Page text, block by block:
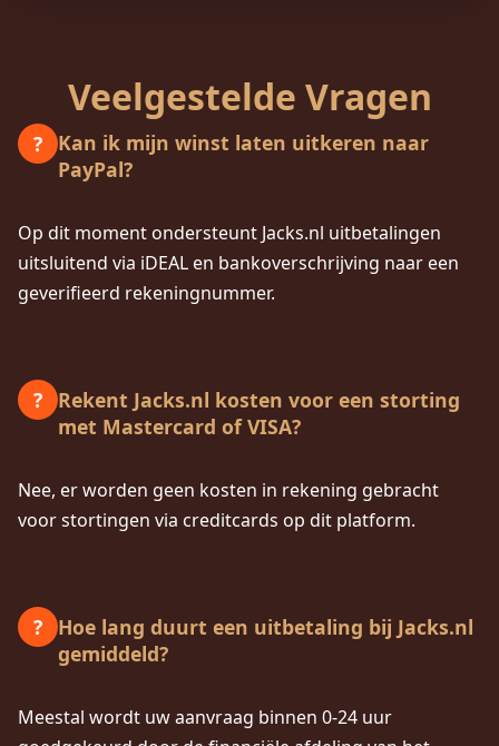
Veelgestelde Vragen
?
Kan ik mijn winst laten uitkeren naar
PayPal?
Op dit moment ondersteunt Jacks.nl uitbetalingen
uitsluitend via iDEAL en bankoverschrijving naar een
geverifieerd rekeningnummer.
?
Rekent Jacks.nl kosten voor een storting
met Mastercard of VISA?
Nee, er worden geen kosten in rekening gebracht
voor stortingen via creditcards op dit platform.
?
Hoe lang duurt een uitbetaling bij Jacks.nl
gemiddeld?
Meestal wordt uw aanvraag binnen 0-24 uur